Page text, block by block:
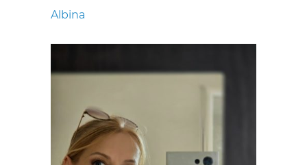
Albina